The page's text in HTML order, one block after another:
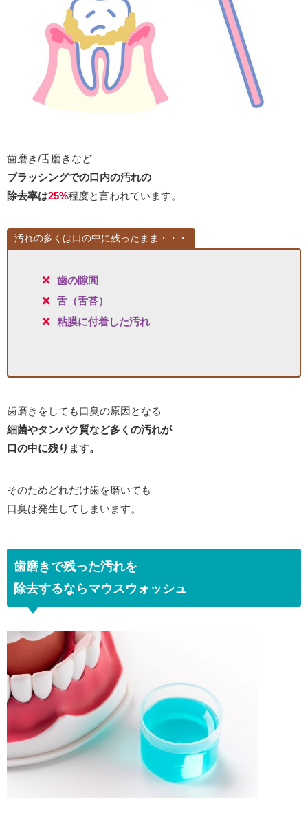
歯磨き/舌磨きなど
ブラッシングでの口内の汚れの
除去率は25%程度と言われています。
汚れの多くは口の中に残ったまま・・・
歯の隙間
舌（舌苔）
粘膜に付着した汚れ
歯磨きをしても口臭の原因となる
細菌やタンパク質など多くの汚れが
口の中に残ります。
そのためどれだけ歯を磨いても
口臭は発生してしまいます。
歯磨きで残った汚れを
除去するならマウスウォッシュ